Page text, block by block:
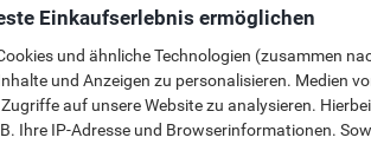
bieten wir Ihnen eine breite Palette an
Headset für Ihre Anforderungen zu finden.
Einkaufserlebnis ermöglichen
und ähnliche Technologien (zusammen
und Anzeigen zu personalisieren. Medien
auf unsere Website zu analysieren.
Ihre IP-Adresse und Browserinformationen.